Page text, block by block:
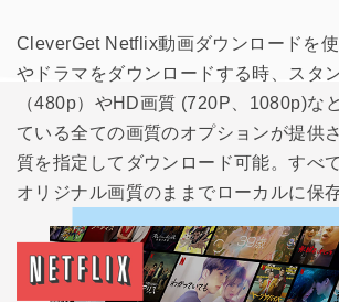
CleverGet Netflix動画ダウンロードを
やドラマをダウンロードする時、スタ
（480p）やHD画質 (720P、1080p)な
ている全ての画質のオプションが提供
質を指定してダウンロード可能。すべ
オリジナル画質のままでローカルに保